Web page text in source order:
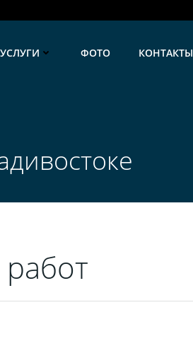
УСЛУГИ ФОТО КОНТАКТЫ